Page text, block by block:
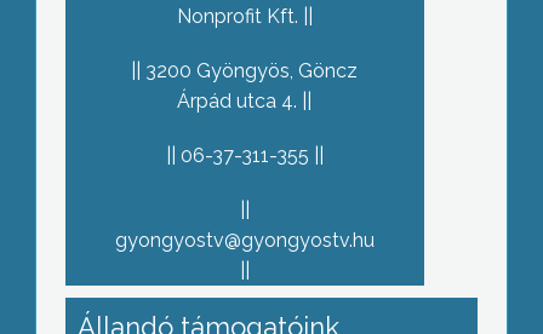
Nonprofit Kft.
3200 Gyöngyös, Göncz
Árpád utca 4.
06-37-311-355
gyongyostv@gyongyostv.hu
Állandó támogatóink